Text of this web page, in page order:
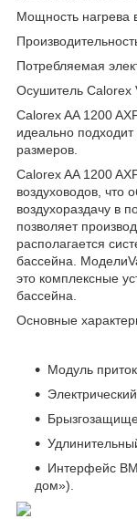
Мощность нагрева
Потребляемая
Осушитель Calorex
Calorex AA 1200
идеально
размеров.
Calorex AA 1200
воздуховодов, что
воздухораздачу в
позволяет
располагается
бассейна.
это комплексные
бассейна.
Основные
Модуль
Интерфейс
дом»).